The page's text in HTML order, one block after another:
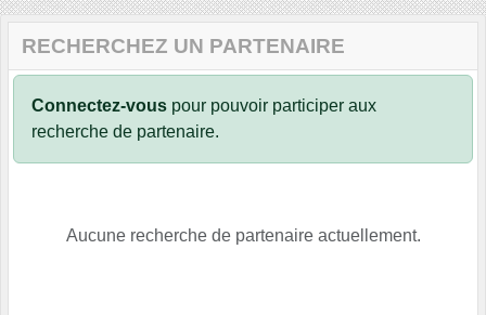
RECHERCHEZ UN PARTENAIRE
Connectez-vous pour pouvoir participer aux
recherche de partenaire.
Aucune recherche de partenaire actuellement.